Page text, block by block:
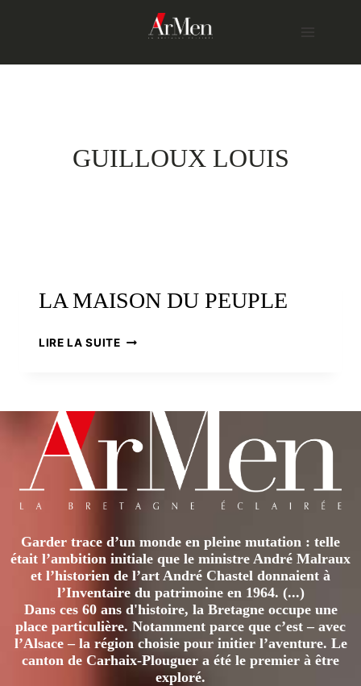
GUILLOUX LOUIS
LA MAISON DU PEUPLE
LIRE LA SUITELA
Garder trace d’un monde en pleine mutation : telle
était l’ambition initiale que le ministre André Malraux
et l’historien de l’art André Chastel donnaient à
l’Inventaire du patrimoine en 1964. (...)
Dans ces 60 ans d'histoire, la Bretagne occupe une
place particulière. Notamment parce que c’est – avec
l’Alsace – la région choisie pour initier l’aventure. Le
canton de Carhaix-Plouguer a été le premier à être
exploré.